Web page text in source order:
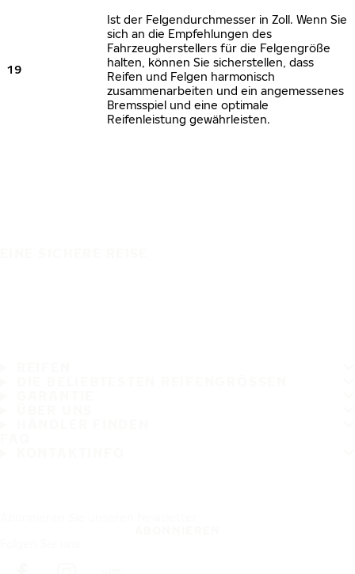
19
Ist der Felgendurchmesser in Zoll. Wenn Sie
sich an die Empfehlungen des
Fahrzeugherstellers für die Felgengröße
halten, können Sie sicherstellen, dass
Reifen und Felgen harmonisch
zusammenarbeiten und ein angemessenes
Bremsspiel und eine optimale
Reifenleistung gewährleisten.